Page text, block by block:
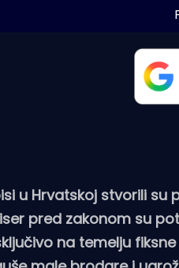
u Hrvatskoj stvorili
pred zakonom su
na temelju